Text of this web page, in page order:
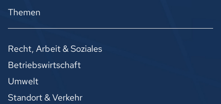
Themen
Recht, Arbeit & Soziales
Betriebswirtschaft
Umwelt
Standort & Verkehr